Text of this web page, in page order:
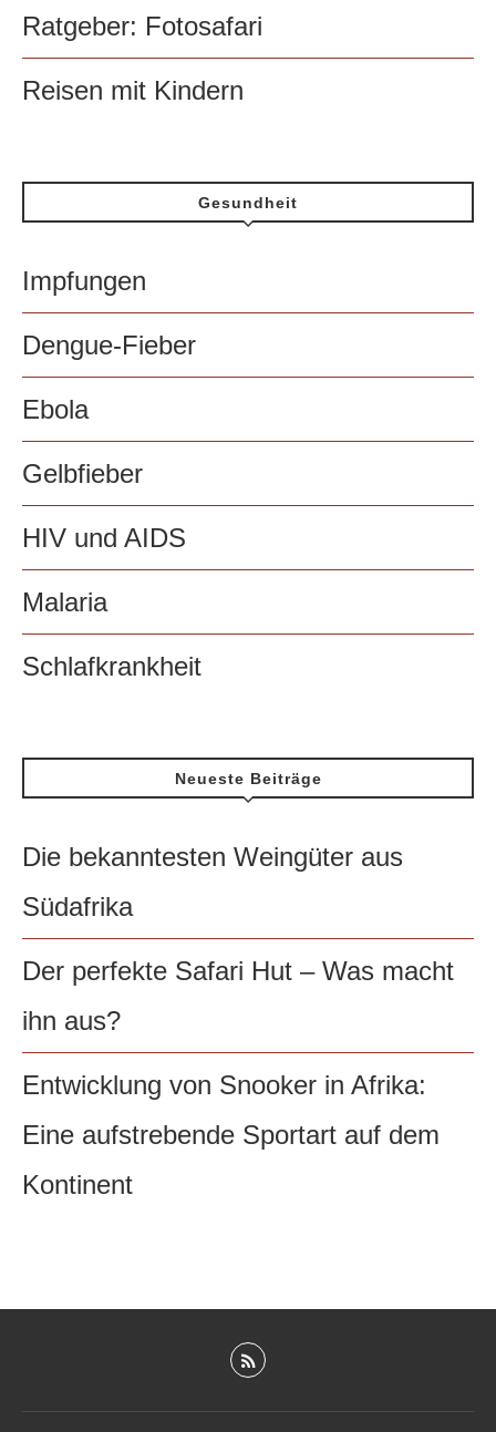
Ratgeber: Fotosafari
Reisen mit Kindern
Gesundheit
Impfungen
Dengue-Fieber
Ebola
Gelbfieber
HIV und AIDS
Malaria
Schlafkrankheit
Neueste Beiträge
Die bekanntesten Weingüter aus
Südafrika
Der perfekte Safari Hut – Was macht
ihn aus?
Entwicklung von Snooker in Afrika:
Eine aufstrebende Sportart auf dem
Kontinent